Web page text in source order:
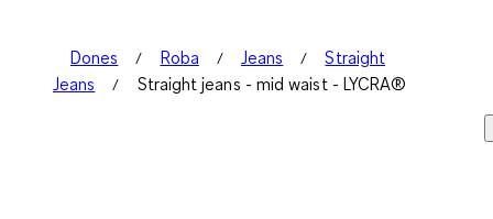
Dones Roba Jeans
Straight
Jeans
Straight jeans - mid waist - LYCRA®